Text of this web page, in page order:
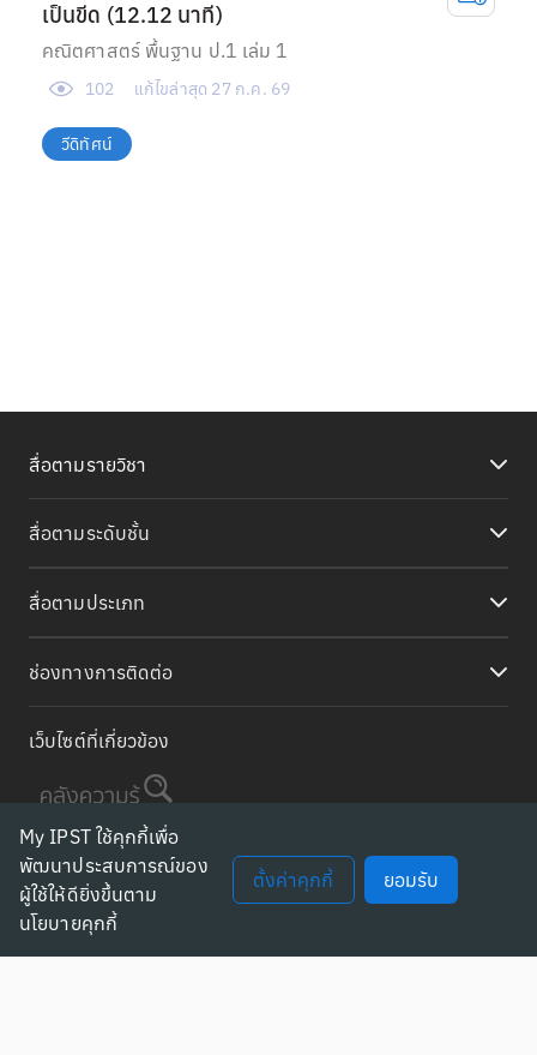
เป็นขีด (12.12 นาที)
คณิตศาสตร์ พื้นฐาน ป.1 เล่ม 1
102 แก้ไขล่าสุด 27 ก.ค. 69
วีดิทัศน์
สื่อตามรายวิชา
สื่อตามระดับชั้น
สื่อตามประเภท
ช่องทางการติดต่อ
เว็บไซต์ที่เกี่ยวข้อง
นโยบายความเป็นส่วนตัว
My IPST ใช้คุกกี้เพื่อ
พัฒนาประสบการณ์ของ
ผู้ใช้ให้ดียิ่งขึ้นตาม
นโยบายคุกกี้
ตั้งค่าคุกกี้ ยอมรับ